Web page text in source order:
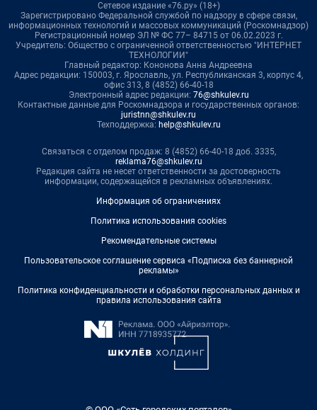
Сетевое издание «76.ру» (18+)
Зарегистрировано Федеральной службой по надзору в сфере связи,
информационных технологий и массовых коммуникаций (Роскомнадзор)
Регистрационный номер ЭЛ № ФС 77– 84715 от 06.02.2023 г.
Учредитель: Общество с ограниченной ответственностью "ИНТЕРНЕТ
ТЕХНОЛОГИИ"
Главный редактор: Кононова Анна Андреевна
Адрес редакции: 150003, г. Ярославль, ул. Республиканская 3, корпус 4,
офис 313, 8 (4852) 66-40-18
Электронный адрес редакции: 76@shkulev.ru
Контактные данные для Роскомнадзора и государственных органов:
juristnn@shkulev.ru
Техподдержка: help@shkulev.ru
Связаться с отделом продаж: 8 (4852) 66-40-18 доб. 3335,
reklama76@shkulev.ru
Редакция сайта не несет ответственности за достоверность
информации, содержащейся в рекламных объявлениях.
Информация об ограничениях
Политика использования cookies
Рекомендательные системы
Пользовательское соглашение сервиса «Подписка без баннерной
рекламы»
Политика конфиденциальности и обработки персональных данных и
правила использования сайта